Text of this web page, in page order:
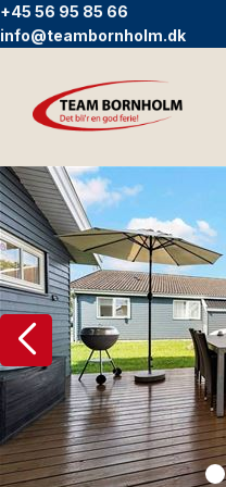
+45 56 95 85 66
info@teambornholm.dk